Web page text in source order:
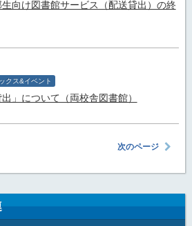
生向け図書館サービス（配送貸出）の終
クス&イベント
」について（両校舎図書館）
次のページ